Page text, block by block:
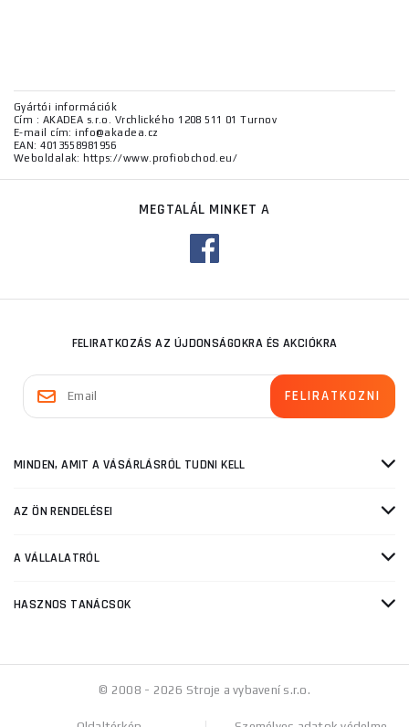
Gyártói információk
Cím : AKADEA s.r.o. Vrchlického 1208 511 01 Turnov
E-mail cím: info@akadea.cz
EAN: 4013558981956
Weboldalak: https://www.profiobchod.eu/
MEGTALÁL MINKET A
FELIRATKOZÁS AZ ÚJDONSÁGOKRA ÉS AKCIÓKRA
MINDEN, AMIT A VÁSÁRLÁSRÓL TUDNI KELL
AZ ÖN RENDELÉSEI
A VÁLLALATRÓL
HASZNOS TANÁCSOK
© 2008 - 2026 Stroje a vybavení s.r.o.